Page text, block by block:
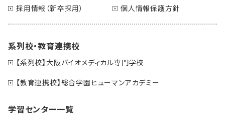
採用情報（新卒採用）
個人情報保護方針
系列校・教育連携校
【系列校】大阪バイオメディカル専門学校
【教育連携校】総合学園ヒューマンアカデミー
学習センター一覧